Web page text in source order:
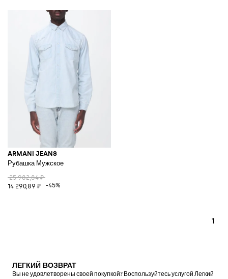
ARMANI JEANS
Рубашка Мужское
25 982,84 ₽
14 290,89 ₽
-45%
1
ЛЕГКИЙ ВОЗВРАТ
Вы не удовлетворены своей покупкой? Воспользуйтесь услугой Легкий